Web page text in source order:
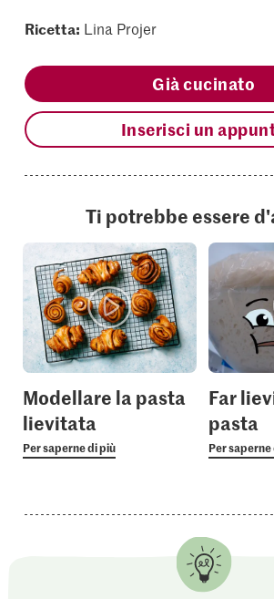
Ricetta: Lina Projer
Già cucinato
Inserisci un
Ti potrebbe essere
Modellare la pasta
lievitata
Per saperne di più
Far
pasta
Per saperne